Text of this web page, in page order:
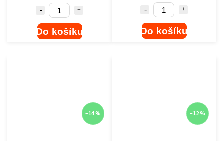
Do košíku Do košíku
–14 % –12 %